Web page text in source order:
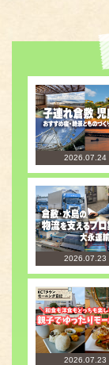
2026.07.24
2026.07.23
2026.07.23